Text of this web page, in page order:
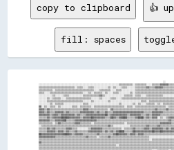
copy to clipboard 👍
fill: spaces